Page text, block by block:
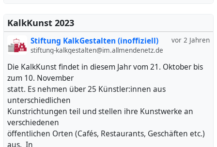
KalkKunst 2023
vor 2 Jahren
Stiftung KalkGestalten (inoffiziell)
stiftung-kalkgestalten@im.allmendenetz.de
Die KalkKunst findet in diesem Jahr vom 21. Oktober bis
zum 10. November
statt. Es nehmen über 25 Künstler:innen aus
unterschiedlichen
Kunstrichtungen teil und stellen ihre Kunstwerke an
verschiedenen
öffentlichen Orten (Cafés, Restaurants, Geschäften etc.)
aus. In